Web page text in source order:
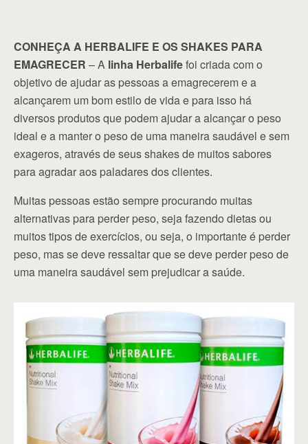
CONHEÇA A HERBALIFE E OS SHAKES PARA
EMAGRECER – A linha Herbalifefoi criada com o
objetivo de ajudar as pessoas a emagrecerem e a
alcançarem um bom estilo de vida e para isso há
diversos produtos que podem ajudar a alcançar o peso
ideal e a manter o peso de uma maneira saudável e sem
exageros, através de seus shakes de muitos sabores
para agradar aos paladares dos clientes.
Muitas pessoas estão sempre procurando muitas
alternativas para perder peso, seja fazendo dietas ou
muitos tipos de exercícios, ou seja, o importante é perder
peso, mas se deve ressaltar que se deve perder peso de
uma maneira saudável sem prejudicar a saúde.